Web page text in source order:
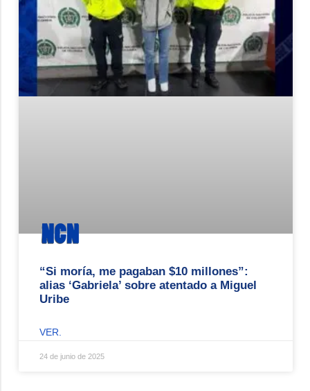
“Si moría, me pagaban $10 millones”:
alias ‘Gabriela’ sobre atentado a Miguel
Uribe
VER.
24 de junio de 2025